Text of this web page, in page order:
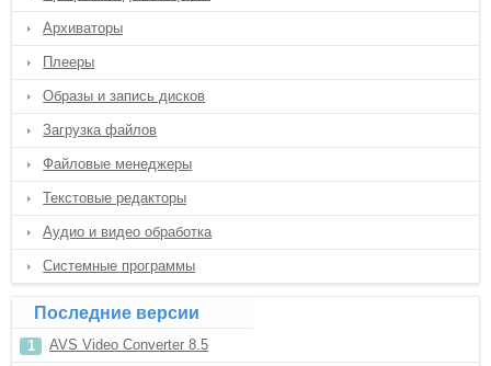
Архиваторы
Плееры
Образы и запись дисков
Загрузка файлов
Файловые менеджеры
Текстовые редакторы
Аудио и видео обработка
Системные программы
Последние версии
AVS Video Converter 8.5